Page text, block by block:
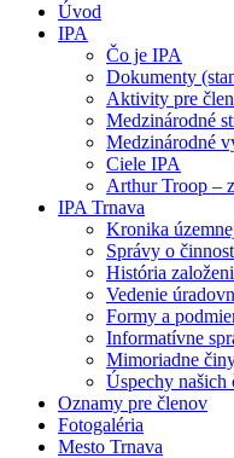
Úvod
IPA
Čo je IPA
Dokumenty
Aktivity pre
Medzinárodné
Medzinárodné
Ciele IPA
Arthur Troop –
IPA Trnava
Kronika
Správy o
História
Vedenie
Formy a
Informatívne
Mimoriadne
Úspechy našich
Oznamy pre členov
Fotogaléria
Mesto Trnava